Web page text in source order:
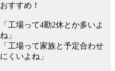
おすすめ！
「工場って4勤2休とか多いよ
ね」
「工場って家族と予定合わせ
にくいよね」